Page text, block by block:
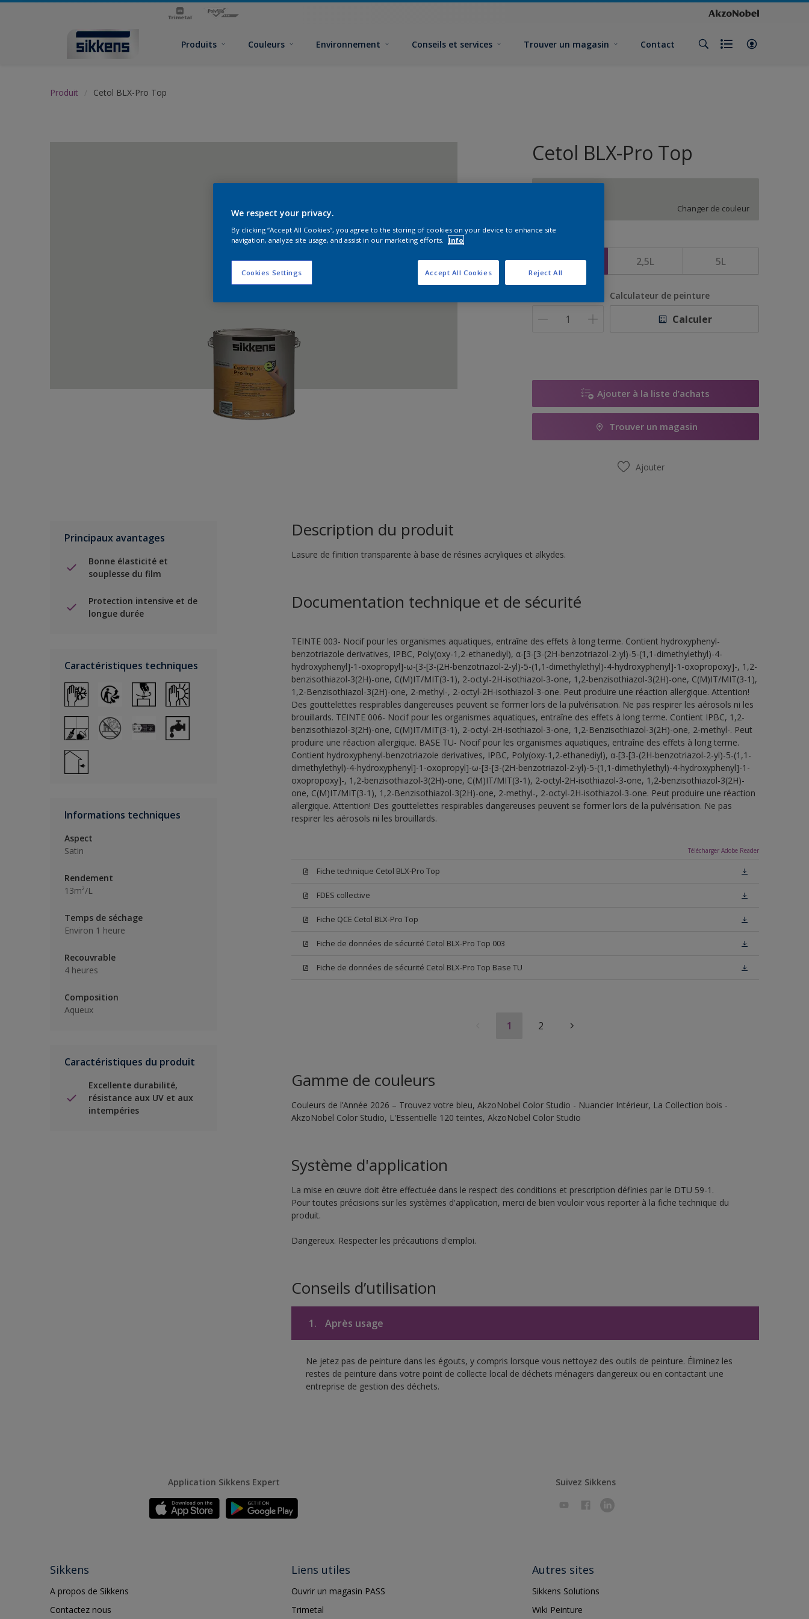
Produits Couleurs Environnement Conseils et services Trouver un magasin Contact
Produit Cetol BLX-Pro Top
Cetol BLX-Pro Top
Changer de couleur
1L 2,5L 5L
Calculateur de peinture
Calculer
Ajouter à la liste d’achats
Trouver un magasin
Ajouter
Principaux avantages
Bonne élasticité et
souplesse du film
Protection intensive et de
longue durée
Caractéristiques techniques
Informations techniques
Aspect
Satin
Rendement
13m²/L
Temps de séchage
Environ 1 heure
Recouvrable
4 heures
Composition
Aqueux
Caractéristiques du produit
Excellente durabilité,
résistance aux UV et aux
intempéries
Description du produit
Lasure de finition transparente à base de résines acryliques et alkydes.
Documentation technique et de sécurité
TEINTE 003- Nocif pour les organismes aquatiques, entraîne des effets à long terme. Contient hydroxyphenyl-
benzotriazole derivatives, IPBC, Poly(oxy-1,2-ethanediyl), α-[3-[3-(2H-benzotriazol-2-yl)-5-(1,1-dimethylethyl)-4-
hydroxyphenyl]-1-oxopropyl]-ω-[3-[3-(2H-benzotriazol-2-yl)-5-(1,1-dimethylethyl)-4-hydroxyphenyl]-1-oxopropoxy]-, 1,2-
benzisothiazol-3(2H)-one, C(M)IT/MIT(3-1), 2-octyl-2H-isothiazol-3-one, 1,2-benzisothiazol-3(2H)-one, C(M)IT/MIT(3-1),
1,2-Benzisothiazol-3(2H)-one, 2-methyl-, 2-octyl-2H-isothiazol-3-one. Peut produire une réaction allergique. Attention!
Des gouttelettes respirables dangereuses peuvent se former lors de la pulvérisation. Ne pas respirer les aérosols ni les
brouillards. TEINTE 006- Nocif pour les organismes aquatiques, entraîne des effets à long terme. Contient IPBC, 1,2-
benzisothiazol-3(2H)-one, C(M)IT/MIT(3-1), 2-octyl-2H-isothiazol-3-one, 1,2-Benzisothiazol-3(2H)-one, 2-methyl-. Peut
produire une réaction allergique. BASE TU- Nocif pour les organismes aquatiques, entraîne des effets à long terme.
Contient hydroxyphenyl-benzotriazole derivatives, IPBC, Poly(oxy-1,2-ethanediyl), α-[3-[3-(2H-benzotriazol-2-yl)-5-(1,1-
dimethylethyl)-4-hydroxyphenyl]-1-oxopropyl]-ω-[3-[3-(2H-benzotriazol-2-yl)-5-(1,1-dimethylethyl)-4-hydroxyphenyl]-1-
oxopropoxy]-, 1,2-benzisothiazol-3(2H)-one, C(M)IT/MIT(3-1), 2-octyl-2H-isothiazol-3-one, 1,2-benzisothiazol-3(2H)-
one, C(M)IT/MIT(3-1), 1,2-Benzisothiazol-3(2H)-one, 2-methyl-, 2-octyl-2H-isothiazol-3-one. Peut produire une réaction
allergique. Attention! Des gouttelettes respirables dangereuses peuvent se former lors de la pulvérisation. Ne pas
respirer les aérosols ni les brouillards.
Télécharger Adobe Reader
Fiche technique Cetol BLX-Pro Top
FDES collective
Fiche QCE Cetol BLX-Pro Top
Fiche de données de sécurité Cetol BLX-Pro Top 003
Fiche de données de sécurité Cetol BLX-Pro Top Base TU
1 2
Gamme de couleurs
Couleurs de l’Année 2026 – Trouvez votre bleu, AkzoNobel Color Studio - Nuancier Intérieur, La Collection bois -
AkzoNobel Color Studio, L'Essentielle 120 teintes, AkzoNobel Color Studio
Système d'application
La mise en œuvre doit être effectuée dans le respect des conditions et prescription définies par le DTU 59-1.
Pour toutes précisions sur les systèmes d'application, merci de bien vouloir vous reporter à la fiche technique du
produit.
Dangereux. Respecter les précautions d'emploi.
Conseils d’utilisation
1. Après usage
Ne jetez pas de peinture dans les égouts, y compris lorsque vous nettoyez des outils de peinture. Éliminez les
restes de peinture dans votre point de collecte local de déchets ménagers dangereux ou en contactant une
entreprise de gestion des déchets.
Application Sikkens Expert Suivez Sikkens
Sikkens
A propos de Sikkens
Contactez nous
Liens utiles
Ouvrir un magasin PASS
Trimetal
Autres sites
Sikkens Solutions
Wiki Peinture
We respect your privacy.
By clicking “Accept All Cookies”, you agree to the storing of cookies on your device to enhance site
navigation, analyze site usage, and assist in our marketing efforts.
Info
Cookies Settings Reject All
Accept All Cookies